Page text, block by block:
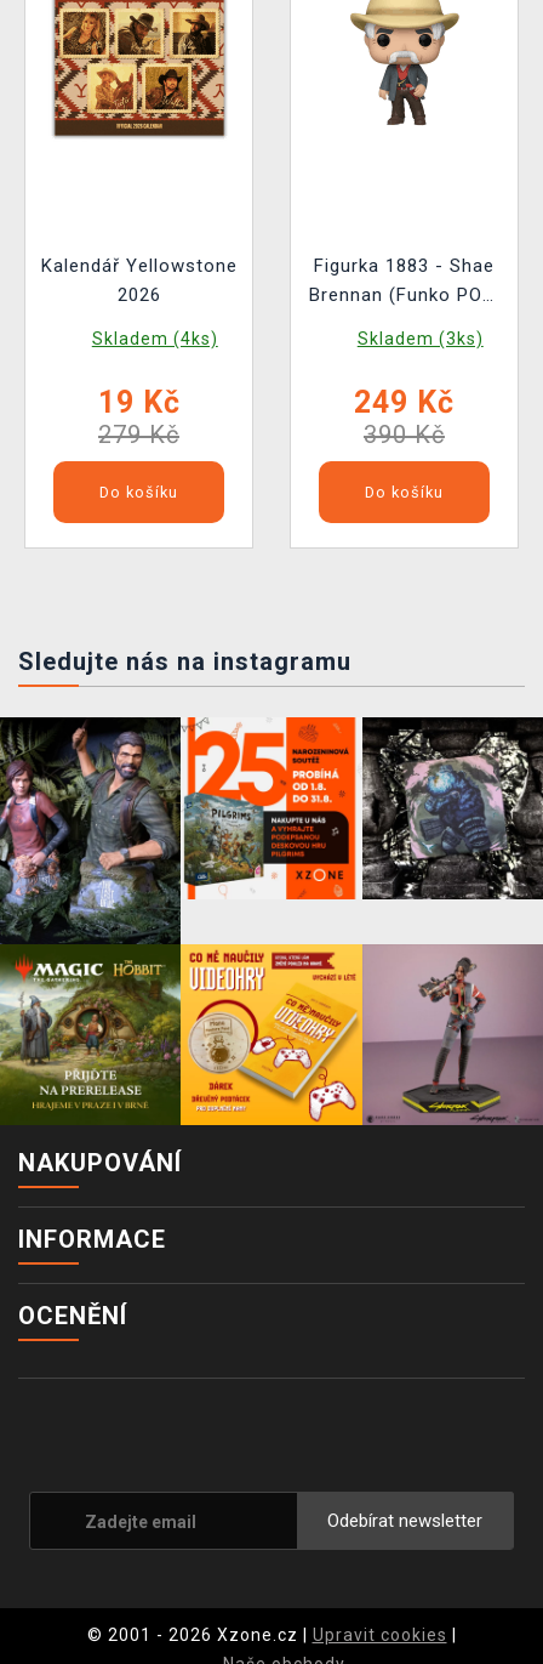
Kalendář Yellowstone
2026
Skladem (4ks)
19 Kč
279 Kč
Do košíku
Figurka 1883 - Shae
Brennan (Funko POP!
Skladem (3ks)
249 Kč
390 Kč
Do košíku
Sledujte nás na instagramu
NAKUPOVÁNÍ
INFORMACE
OCENĚNÍ
Odebírat newsletter
© 2001 - 2026 Xzone.cz | Upravit cookies